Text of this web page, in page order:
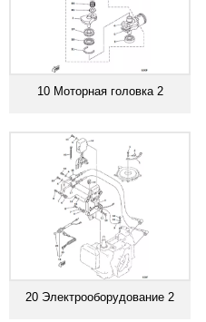
10 Моторная головка 2
20 Электрооборудование 2